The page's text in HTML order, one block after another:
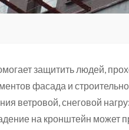
защитить людей,
фасада и
ветровой, снеговой
на кронштейн может